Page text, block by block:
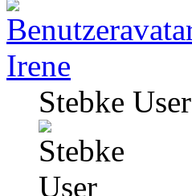
Irene
Stebke User